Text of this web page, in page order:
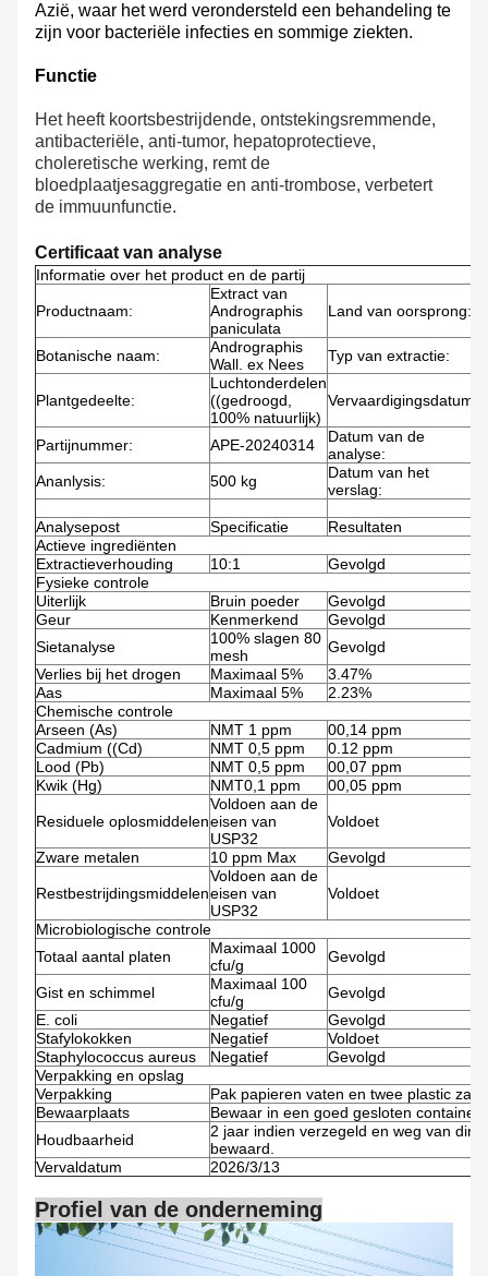
Azië, waar het werd verondersteld een behandeling te
zijn voor bacteriële infecties en sommige ziekten.
Functie
Het heeft koortsbestrijdende, ontstekingsremmende,
antibacteriële, anti-tumor, hepatoprotectieve,
choleretische werking, remt de
bloedplaatjesaggregatie en anti-trombose, verbetert
de immuunfunctie.
Certificaat van analyse
Informatie over het product en de partij
Productnaam:
Extract van
Andrographis
paniculata
Land van oorsprong:
Botanische naam:
Andrographis
Wall. ex Nees
Typ van extractie:
Plantgedeelte:
Luchtonderdelen
((gedroogd,
100% natuurlijk)
Vervaardigingsdatum:
Partijnummer: APE-20240314
Datum van de
analyse:
Ananlysis: 500 kg
Datum van het
verslag:
Analysepost Specificatie Resultaten
Actieve ingrediënten
Extractieverhouding
10:1 Gevolgd
Fysieke controle
Uiterlijk
Bruin poeder Gevolgd
Geur
Kenmerkend Gevolgd
Sietanalyse
100% slagen 80
mesh
Gevolgd
Verlies bij het drogen
Maximaal 5% 3.47%
Aas
Maximaal 5% 2.23%
Chemische controle
Arseen (As)
NMT 1 ppm 00,14 ppm
Cadmium ((Cd)
NMT 0,5 ppm 0.12 ppm
Lood (Pb)
NMT 0,5 ppm 00,07 ppm
Kwik (Hg)
NMT0,1 ppm 00,05 ppm
Residuele oplosmiddelen
Voldoen aan de
eisen van
USP32
Voldoet
Zware metalen 10 ppm Max Gevolgd
Restbestrijdingsmiddelen
Voldoen aan de
eisen van
USP32
Voldoet
Microbiologische controle
Totaal aantal platen
Maximaal 1000
cfu/g
Gevolgd
Gist en schimmel
Maximaal 100
cfu/g
Gevolgd
E. coli
Negatief Gevolgd
Stafylokokken
Negatief Voldoet
Staphylococcus aureus
Negatief Gevolgd
Verpakking en opslag
Verpakking
Pak papieren vaten en twee plastic
Bewaarplaats
Bewaar in een goed gesloten
Houdbaarheid
2 jaar indien verzegeld en weg van
bewaard.
Vervaldatum
2026/3/13
Profiel van de onderneming